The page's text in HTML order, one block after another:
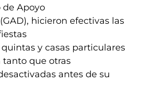
de Apoyo
hicieron efectivas las
y casas particulares
tanto que otras
antes de su